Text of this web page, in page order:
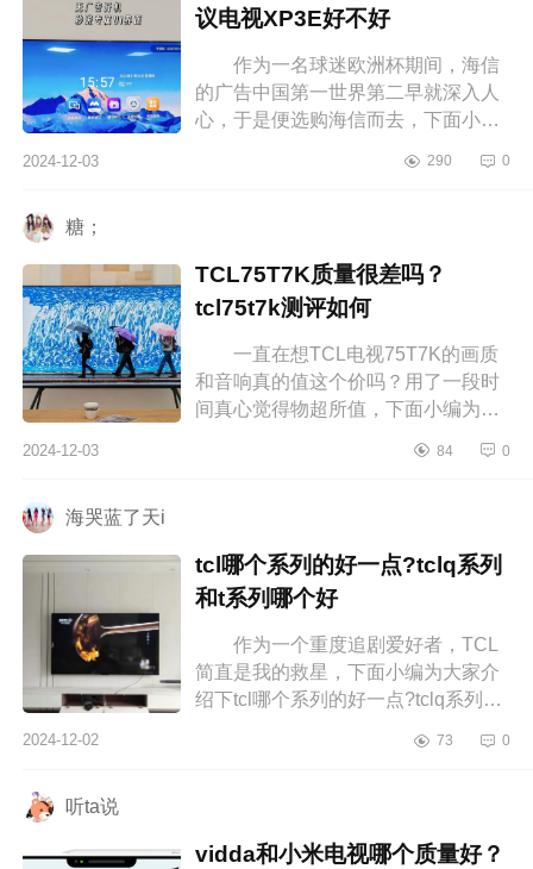
议电视XP3E好不好
作为一名球迷欧洲杯期间，海信
的广告中国第一世界第二早就深入人
心，于是便选购海信而去，下面小编
吗？海信会议电视XP3E好不好 海
2024-12-03 290 0
糖；
TCL75T7K质量很差吗？
tcl75t7k测评如何
一直在想TCL电视75T7K的画质
和音响真的值这个价吗？用了一段时
间真心觉得物超所值，下面小编为大
tcl75t7k测评如何 TCL75T7K质量
2024-12-03 84 0
海哭蓝了天i
tcl哪个系列的好一点?tclq系列
和t系列哪个好
作为一个重度追剧爱好者，TCL
简直是我的救星，下面小编为大家介
绍下tcl哪个系列的好一点?tclq系列和t
点 tclq系列和t系列哪个好 ...
2024-12-02 73 0
听ta说
vidda和小米电视哪个质量好？